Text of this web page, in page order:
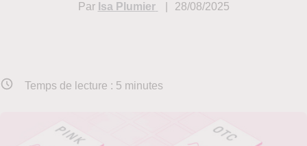
Par Isa Plumier 28/08/2025
Temps de lecture : 5 minutes